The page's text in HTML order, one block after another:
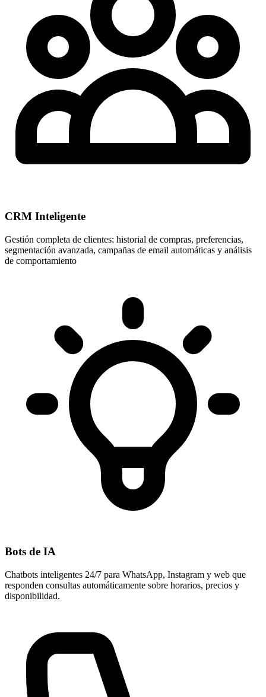
CRM Inteligente
Gestión completa de clientes: historial de compras, preferencias,
segmentación avanzada, campañas de email automáticas y análisis
de comportamiento
Bots de IA
Chatbots inteligentes 24/7 para WhatsApp, Instagram y web que
responden consultas automáticamente sobre horarios, precios y
disponibilidad.